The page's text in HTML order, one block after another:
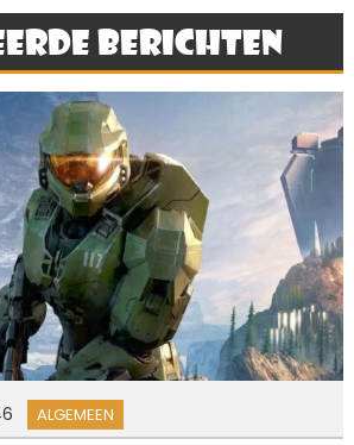
berichten
ALGEMEEN